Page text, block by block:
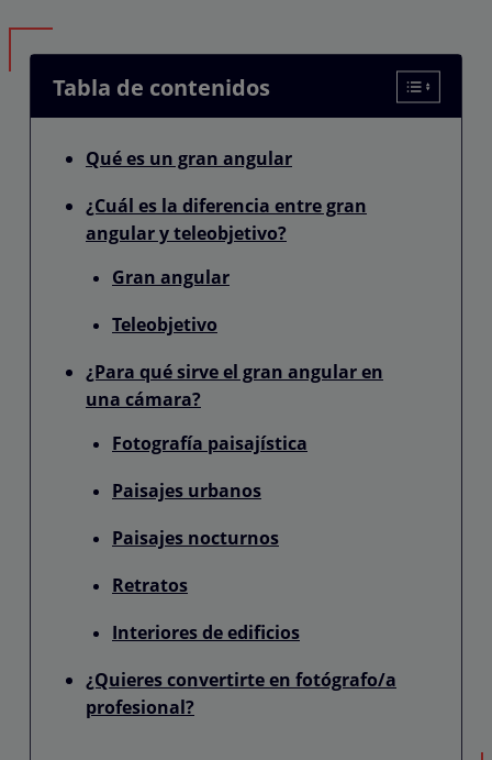
Tabla de contenidos
Qué es un gran angular
¿Cuál es la diferencia entre gran
angular y teleobjetivo?
Gran angular
Teleobjetivo
¿Para qué sirve el gran angular en
una cámara?
Fotografía paisajística
Paisajes urbanos
Paisajes nocturnos
Retratos
Interiores de edificios
¿Quieres convertirte en fotógrafo/a
profesional?